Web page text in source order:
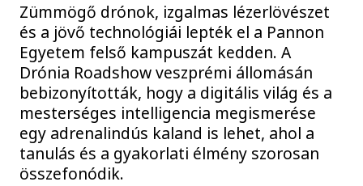
Zümmögő drónok, izgalmas lézerlövészet
és a jövő technológiái lepték el a Pannon
Egyetem felső kampuszát kedden. A
Drónia Roadshow veszprémi állomásán
bebizonyították, hogy a digitális világ és a
mesterséges intelligencia megismerése
egy adrenalindús kaland is lehet, ahol a
tanulás és a gyakorlati élmény szorosan
összefonódik.